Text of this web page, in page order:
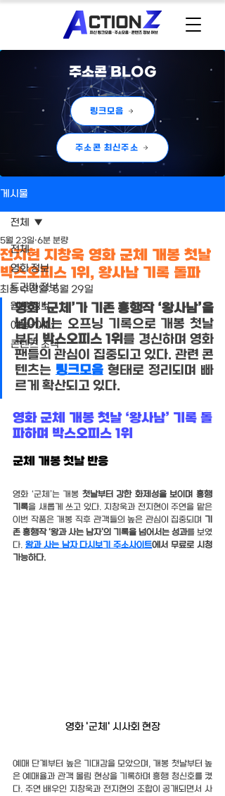
주소콘 BLOG
링크모음
주소콘 최신주소
게시물
전체
영화 정보
드라마 정보
웹툰 정보
예능-애니
콘텐츠 소식
전체
전지현 지창욱 영화 군체 개봉 첫날
박스오피스 1위, 왕사남 기록 돌파
5월 23일 6분 분량
최종 수정일:5월 29일
영화 ‘군체’가 기존 흥행작 ‘왕사남’을
넘어서는 오프닝 기록으로 개봉 첫날
부터 박스오피스 1위 를 경신하며 영화
팬들의 관심이 집중되고 있다. 관련 콘
텐츠는 링크모음 형태로 정리되며 빠
르게 확산되고 있다.
영화 군체 개봉 첫날 ‘왕사남’ 기록 돌
파하며 박스오피스 1위
군체 개봉 첫날 반응
영화 ‘군체’는 개봉 첫날부터 강한 화제성을 보이며 흥행
기록을 새롭게 쓰고 있다. 지창욱과 전지현이 주연을 맡은
이번 작품은 개봉 직후 관객들의 높은 관심이 집중되며 기
존 흥행작 ‘왕과 사는 남자’의 기록을 넘어서는 성과를 보였
다. 왕과 사는 남자 다시보기 주소사이트에서 무료로 시청
가능하다.
영화 '군체' 시사회 현장
예매 단계부터 높은 기대감을 모았으며, 개봉 첫날부터 높
은 예매율과 관객 몰림 현상을 기록하며 흥행 청신호를 켰
다. 주연 배우인 지창욱과 전지현의 조합이 공개되면서 사